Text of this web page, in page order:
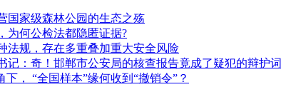
国家级森林公园的生态之殇
为何公检法都隐匿证据?
法规，存在多重叠加重大安全风险
记：奇！邯郸市公安局的核查报告竟成了疑犯的辩护词
， “全国样本”缘何收到“撤销令”？